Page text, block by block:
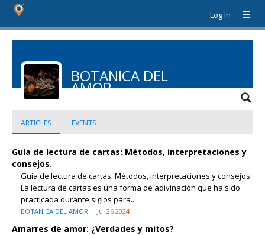
Log In
BOTANICA DEL
AMOR
ARTICLES EVENTS
Guía de lectura de cartas: Métodos, interpretaciones y
consejos.
Guía de lectura de cartas: Métodos, interpretaciones y consejos
La lectura de cartas es una forma de adivinación que ha sido
practicada durante siglos para...
BOTANICA DEL AMOR Jul 26 2024
Amarres de amor: ¿Verdades y mitos?